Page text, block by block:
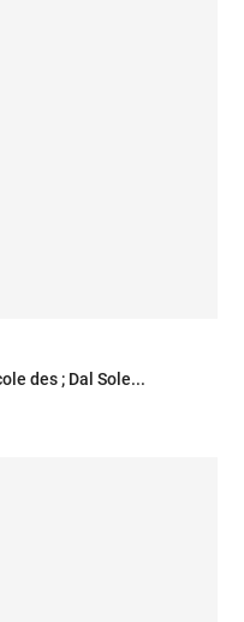
CARRACCI Ecole des ; CARRACCI Ecole des ; Dal Sole...